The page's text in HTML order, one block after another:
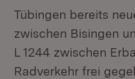
Tübingen bereits
zwischen Bisingen
L 1244 zwischen
Radverkehr frei